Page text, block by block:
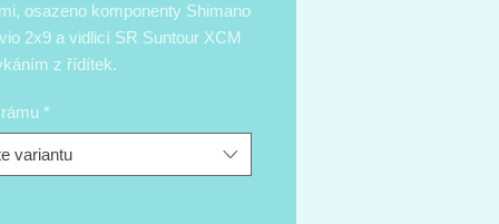
osazeno komponenty Shimano
2x9 a vidlicí SR Suntour XCM
z řídítek.
*
variantu